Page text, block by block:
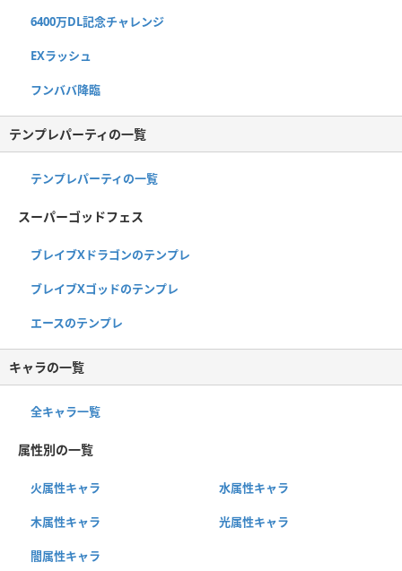
6400万DL記念チャレンジ
EXラッシュ
フンババ降臨
テンプレパーティの一覧
テンプレパーティの一覧
スーパーゴッドフェス
ブレイブXドラゴンのテンプレ
ブレイブXゴッドのテンプレ
エースのテンプレ
キャラの一覧
全キャラ一覧
属性別の一覧
火属性キャラ 水属性キャラ
木属性キャラ 光属性キャラ
闇属性キャラ